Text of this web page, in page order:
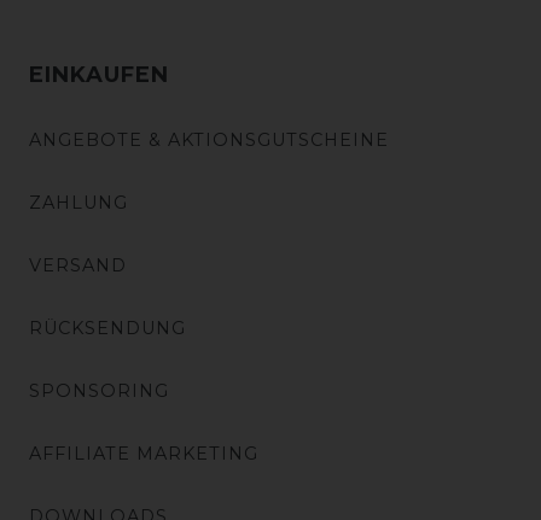
EINKAUFEN
ANGEBOTE & AKTIONSGUTSCHEINE
ZAHLUNG
VERSAND
RÜCKSENDUNG
SPONSORING
AFFILIATE MARKETING